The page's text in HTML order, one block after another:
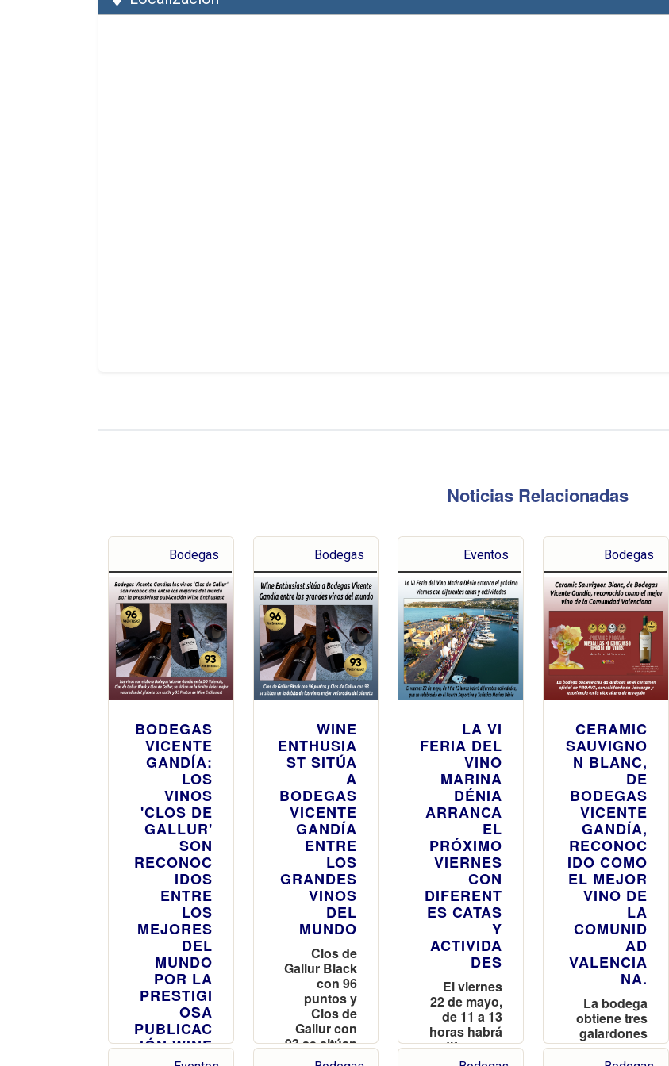
Noticias Relacionadas
Bodegas
BODEGAS
VICENTE
GANDÍA:
LOS
VINOS
'CLOS DE
GALLUR'
SON
RECONOC
IDOS
ENTRE
LOS
MEJORES
DEL
MUNDO
POR LA
PRESTIGI
OSA
PUBLICAC
IÓN WINE
Bodegas
WINE
ENTHUSIA
ST SITÚA
A
BODEGAS
VICENTE
GANDÍA
ENTRE
LOS
GRANDES
VINOS
DEL
MUNDO
Clos de
Gallur Black
con 96
puntos y
Clos de
Gallur con
93 se sitúan
en la órbita
Eventos
LA VI
FERIA DEL
VINO
MARINA
DÉNIA
ARRANCA
EL
PRÓXIMO
VIERNES
CON
DIFERENT
ES CATAS
Y
ACTIVIDA
DES
El viernes
22 de mayo,
de 11 a 13
horas habrá
diferentes
actividades,
Bodegas
CERAMIC
SAUVIGNO
N BLANC,
DE
BODEGAS
VICENTE
GANDÍA,
RECONOC
IDO COMO
EL MEJOR
VINO DE
LA
COMUNID
AD
VALENCIA
NA.
La bodega
obtiene tres
galardones
en el